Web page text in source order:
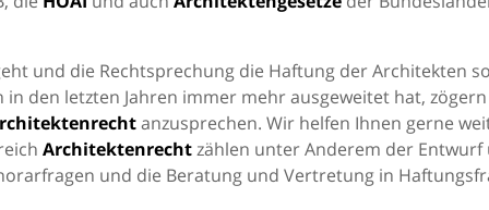
und die Rechtsprechung die Haftung der Architekten
den letzten Jahren immer mehr ausgeweitet hat, zögern
anzusprechen. Wir helfen Ihnen gerne
Architektenrechtzählen unter Anderem der Entwurf
und die Beratung und Vertretung in